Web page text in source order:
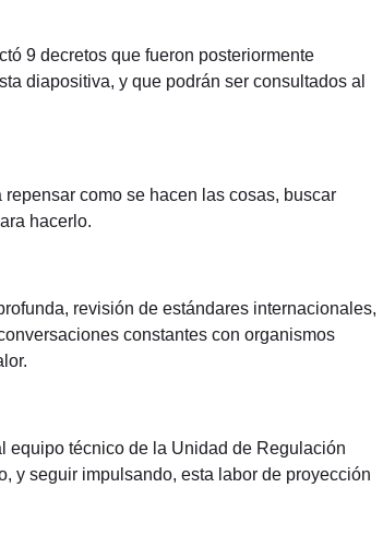
9 decretos que fueron posteriormente
diapositiva, y que podrán ser consultados al
repensar como se hacen las cosas, buscar
hacerlo.
revisión de estándares internacionales,
constantes con organismos
equipo técnico de la Unidad de Regulación
y seguir impulsando, esta labor de proyección